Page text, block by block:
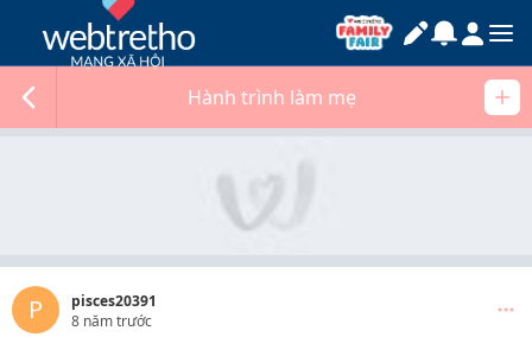
Hành trình làm mẹ
P
pisces20391
8 năm trước